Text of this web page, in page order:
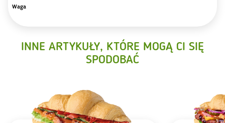
Waga
INNE ARTYKUŁY, KTÓRE MOGĄ CI SIĘ
SPODOBAĆ